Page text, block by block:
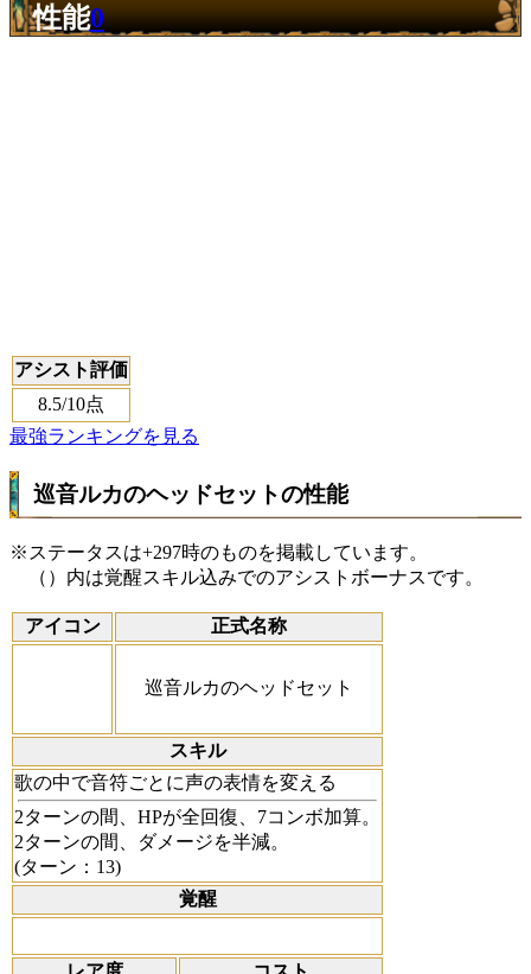
性能0
アシスト評価
8.5/10点
最強ランキングを見る
巡音ルカのヘッドセットの性能
※ステータスは+297時のものを掲載しています。
（）内は覚醒スキル込みでのアシストボーナスです。
アイコン 正式名称
巡音ルカのヘッドセット
スキル
歌の中で音符ごとに声の表情を変える
2ターンの間、HPが全回復、7コンボ加算。
2ターンの間、ダメージを半減。
(ターン：13)
覚醒